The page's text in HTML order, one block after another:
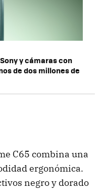
y cámaras con
de dos millones de
C65 combina una
ergonómica.
negro y dorado